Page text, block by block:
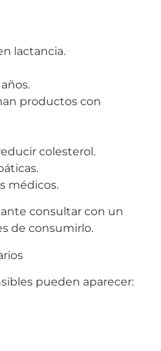
lactancia.
productos con
colesterol.
médicos.
consultar con un
de consumirlo.
pueden aparecer: